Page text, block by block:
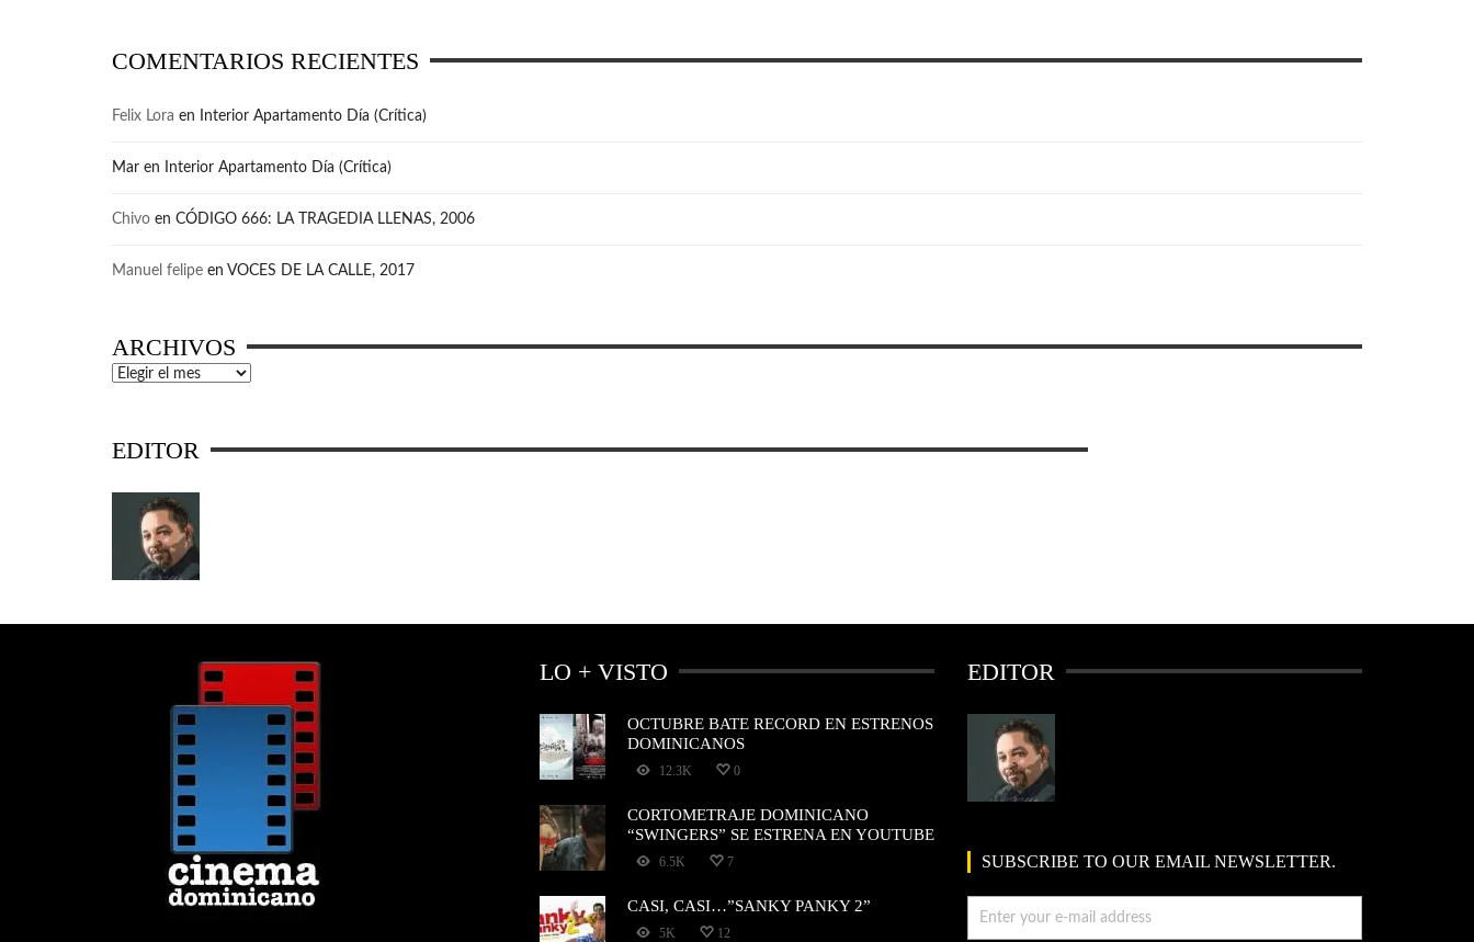
COMENTARIOS RECIENTES
Felix Lora en Interior Apartamento Día (Crítica)
Mar en Interior Apartamento Día (Crítica)
Chivo en CÓDIGO 666: LA TRAGEDIA LLENAS, 2006
Manuel felipe en VOCES DE LA CALLE, 2017
ARCHIVOS
Archivos
EDITOR
LO + VISTO
OCTUBRE BATE RECORD EN ESTRENOS
DOMINICANOS
12.3K 0
CORTOMETRAJE DOMINICANO
“SWINGERS” SE ESTRENA EN YOUTUBE
6.5K 7
CASI, CASI…”SANKY PANKY 2”
5K 12
EDITOR
SUBSCRIBE TO OUR EMAIL NEWSLETTER.